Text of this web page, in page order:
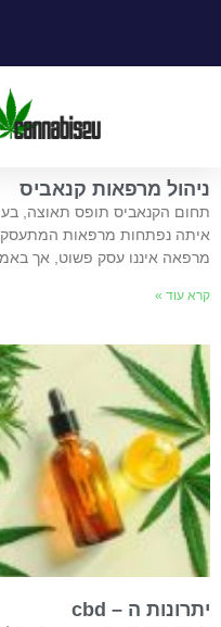
ניהול מרפאות קנאביס
תחום הקנאביס תופס תאוצה,
איתה נפתחות מרפאות
מרפאה איננו עסק פשוט, אך
קרא עוד »
יתרונות ה – cbd